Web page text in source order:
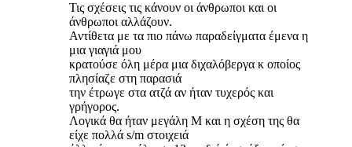
Τις σχέσεις τις κάνουν οι άνθρωποι και οι
άνθρωποι αλλάζουν.
Αντίθετα με τα πιο πάνω παραδείγματα έμενα η
μια γιαγιά μου
κρατούσε όλη μέρα μια διχαλόβεργα κ οποίος
πλησίαζε στη παρασιά
την έτρωγε στα ατζά αν ήταν τυχερός και
γρήγορος.
Λογικά θα ήταν μεγάλη Μ και η σχέση της θα
είχε πολλά s/m στοιχειά